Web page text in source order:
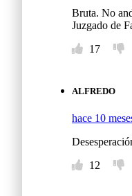
Bruta. No
Juzgado de
17
ALFREDO
hace 10
12